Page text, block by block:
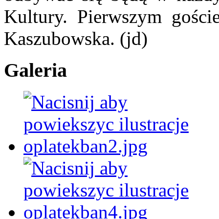
Kultury. Pierwszym
Kaszubowska. (jd)
Galeria